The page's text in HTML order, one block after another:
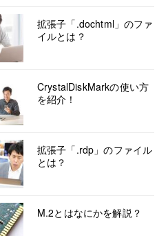
拡張子「.dochtml」のファ
イルとは？
CrystalDiskMarkの使い方
を紹介！
拡張子「.rdp」のファイル
とは？
M.2とはなにかを解説？